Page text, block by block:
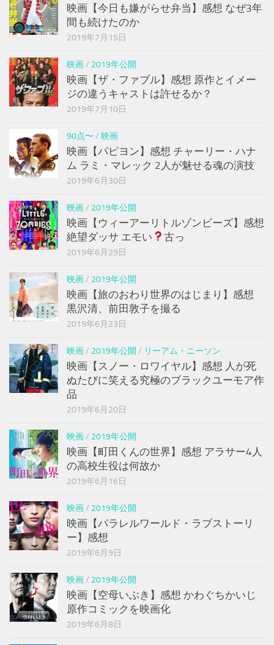
映画【今日も嫌がらせ弁当】感想 なぜ3年
間も続けたのか
2019年7月15日
映画/ 2019年公開
映画【ザ・ファブル】感想 原作とイメー
ジの違うキャストは許せるか？
2019年7月10日
90点〜 / 映画
映画【パピヨン】感想 チャーリー・ハナ
ム ラミ・マレック 2人が魅せる魂の演技
2019年6月30日
映画/ 2019年公開
映画【ウィーアーリトルゾンビーズ】感想
絶望ダッサ エモい
古っ
2019年6月29日
映画/ 2019年公開
映画【旅のおわり世界のはじまり】感想
黒沢清、前田敦子を撮る
2019年6月23日
映画/ 2019年公開 / リーアム・ニーソン
映画【スノー・ロワイヤル】感想 人が死
ぬたびに笑える究極のブラックユーモア作
品
2019年6月20日
映画/ 2019年公開
映画【町田くんの世界】感想 アラサー4人
の高校生役は何故か
2019年6月16日
映画/ 2019年公開
映画【パラレルワールド・ラブストーリ
ー】感想
2019年6月9日
映画/ 2019年公開
映画【空母いぶき】感想 かわぐちかいじ
原作コミックを映画化
2019年6月8日